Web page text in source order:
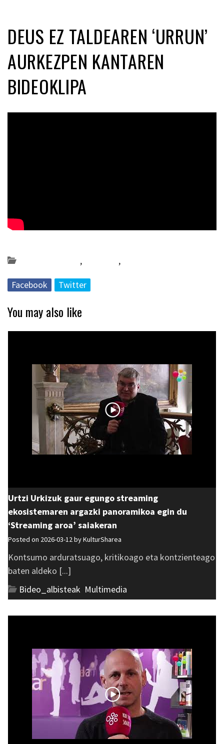
DEUS EZ TALDEAREN ‘URRUN’
AURKEZPEN KANTAREN
BIDEOKLIPA
, ,
Facebook Twitter
You may also like
Urtzi Urkizuk gaur egungo streaming
ekosistemaren argazki panoramikoa egin du
‘Streaming aroa’ saiakeran
Posted on 2026-03-12 byKulturSharea
Kontsumo arduratsuago, kritikoago eta kontzienteago
baten aldeko [...]
Bideo_albisteak Multimedia